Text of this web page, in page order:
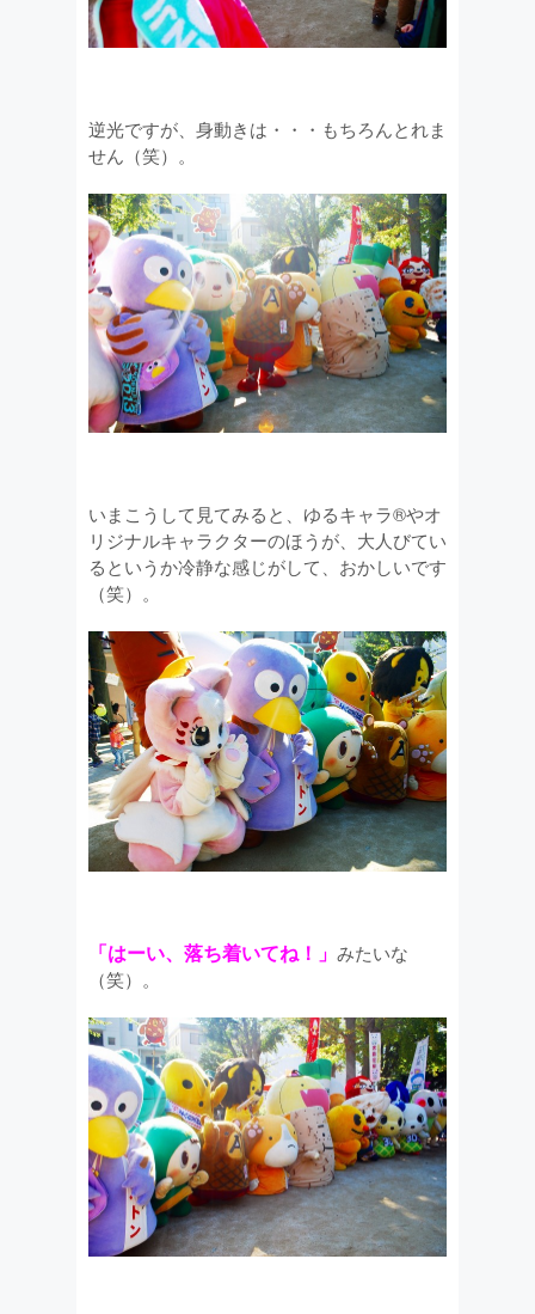
逆光ですが、身動きは・・・もちろんとれま
せん（笑）。
いまこうして見てみると、ゆるキャラ®やオ
リジナルキャラクターのほうが、大人びてい
るというか冷静な感じがして、おかしいです
（笑）。
「はーい、落ち着いてね！」 みたいな
（笑）。